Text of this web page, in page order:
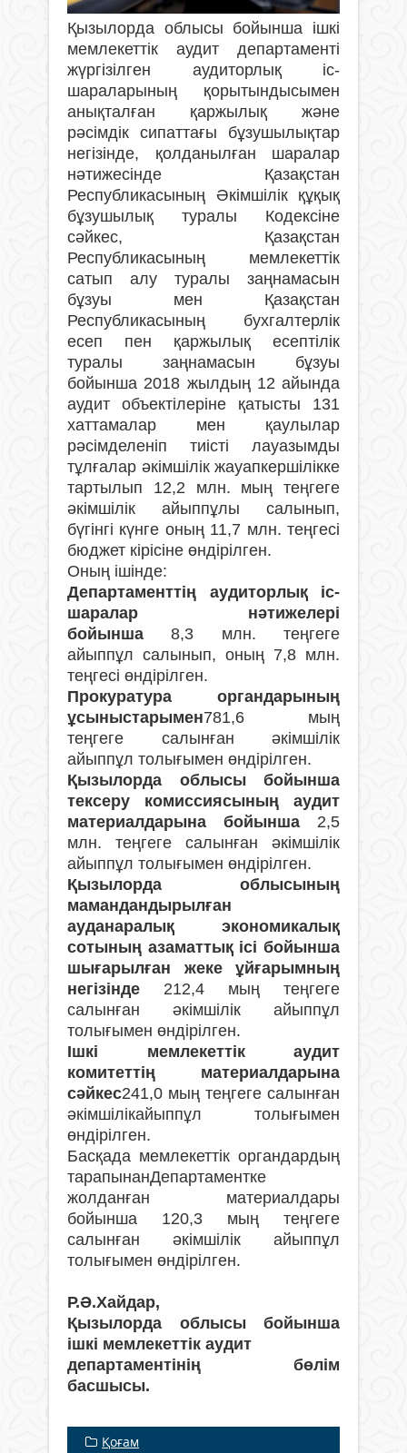
Қызылорда облысы бойынша ішкі
мемлекеттік аудит департаменті
жүргізілген аудиторлық іс-
шараларының қорытындысымен
анықталған қаржылық және
рәсімдік сипаттағы бұзушылықтар
негізінде, қолданылған шаралар
нәтижесінде Қазақстан
Республикасының Әкімшілік құқық
бұзушылық туралы Кодексіне
сәйкес, Қазақстан
Республикасының мемлекеттік
сатып алу туралы заңнамасын
бұзуы мен Қазақстан
Республикасының бухгалтерлік
есеп пен қаржылық есептілік
туралы заңнамасын бұзуы
бойынша 2018 жылдың 12 айында
аудит объектілеріне қатысты 131
хаттамалар мен қаулылар
рәсімделеніп тиісті лауазымды
тұлғалар әкімшілік жауапкершілікке
тартылып 12,2 млн. мың теңгеге
әкімшілік айыппұлы салынып,
бүгінгі күнге оның 11,7 млн. теңгесі
бюджет кірісіне өндірілген.
Оның ішінде:
Департаменттің аудиторлық іс-
шаралар нәтижелері
бойынша8,3 млн. теңгеге
айыппұл салынып, оның 7,8 млн.
теңгесі өндірілген.
Прокуратура органдарының
ұсыныстарымен781,6 мың
теңгеге салынған әкімшілік
айыппұл толығымен өндірілген.
Қызылорда облысы бойынша
тексеру комиссиясының аудит
материалдарына бойынша 2,5
млн. теңгеге салынған әкімшілік
айыппұл толығымен өндірілген.
Қызылорда облысының
мамандандырылған
ауданаралық экономикалық
сотының азаматтық ісі бойынша
шығарылған жеке ұйғарымның
негізінде 212,4 мың теңгеге
салынған әкімшілік айыппұл
толығымен өндірілген.
Ішкі мемлекеттік аудит
комитеттің материалдарына
сәйкес241,0 мың теңгеге салынған
әкімшілікайыппұл толығымен
өндірілген.
Басқада мемлекеттік органдардың
тарапынанДепартаментке
жолданған материалдары
бойынша 120,3 мың теңгеге
салынған әкімшілік айыппұл
толығымен өндірілген.
Р.Ә.Хайдар,
Қызылорда облысы бойынша
ішкі мемлекеттік аудит
департаментінің бөлім
басшысы.
Қоғам